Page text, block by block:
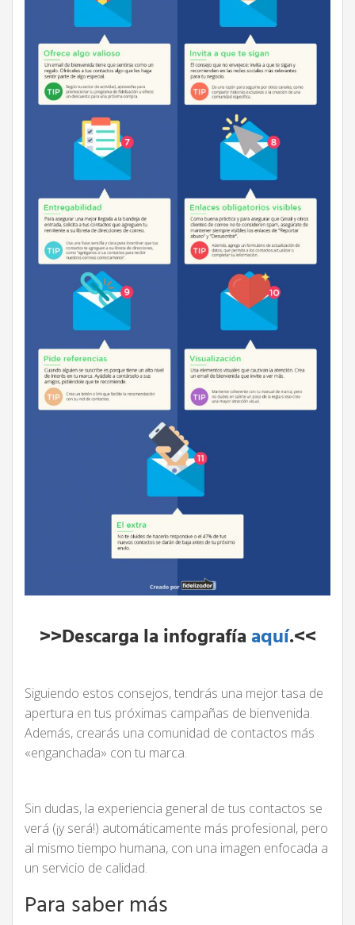
>>Descarga la infografíaaquí.<<
Siguiendo estos consejos, tendrás una mejor tasa de
apertura en tus próximas campañas de bienvenida.
Además, crearás una comunidad de contactos más
«enganchada» con tu marca.
Sin dudas, la experiencia general de tus contactos se
verá (¡y será!) automáticamente más profesional, pero
al mismo tiempo humana, con una imagen enfocada a
un servicio de calidad.
Para saber más